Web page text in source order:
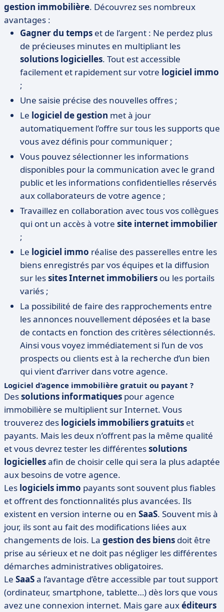
gestion immobilière. Découvrez ses nombreux
avantages :
Gagner du temps et de l’argent : Ne perdez plus
de précieuses minutes en multipliant les
solutions logicielles. Tout est accessible
facilement et rapidement sur votre logiciel immo
;
Une saisie précise des nouvelles offres ;
Le logiciel de gestion met à jour
automatiquement l’offre sur tous les supports que
vous avez définis pour communiquer ;
Vous pouvez sélectionner les informations
disponibles pour la communication avec le grand
public et les informations confidentielles réservés
aux collaborateurs de votre agence ;
Travaillez en collaboration avec tous vos collègues
qui ont un accès à votre site internet immobilier
;
Le logiciel immo réalise des passerelles entre les
biens enregistrés par vos équipes et la diffusion
sur lessites Internet immobiliers ou les portails
variés ;
La possibilité de faire des rapprochements entre
les annonces nouvellement déposées et la base
de contacts en fonction des critères sélectionnés.
Ainsi vous voyez immédiatement si l’un de vos
prospects ou clients est à la recherche d’un bien
qui vient d’arriver dans votre agence.
Logiciel d’agence immobilière gratuit ou payant ?
Dessolutions informatiques pour agence
immobilière se multiplient sur Internet. Vous
trouverez des logiciels immobiliers gratuits et
payants. Mais les deux n’offrent pas la même qualité
et vous devrez tester les différentessolutions
logiciellesafin de choisir celle qui sera la plus adaptée
aux besoins de votre agence.
Les logiciels immo payants sont souvent plus fiables
et offrent des fonctionnalités plus avancées. Ils
existent en version interne ou en SaaS. Souvent mis à
jour, ils sont au fait des modifications liées aux
changements de lois. La gestion des biens doit être
prise au sérieux et ne doit pas négliger les différentes
démarches administratives obligatoires.
Le SaaSa l’avantage d’être accessible par tout support
(ordinateur, smartphone, tablette…) dès lors que vous
avez une connexion internet. Mais gare auxéditeurs